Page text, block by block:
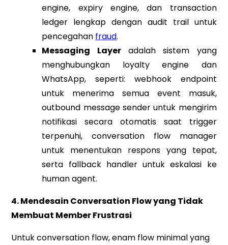
engine, expiry engine, dan transaction
ledger lengkap dengan audit trail untuk
pencegahan fraud.
Messaging Layeradalah sistem yang
menghubungkan loyalty engine dan
WhatsApp, seperti: webhook endpoint
untuk menerima semua event masuk,
outbound message sender untuk mengirim
notifikasi secara otomatis saat trigger
terpenuhi, conversation flow manager
untuk menentukan respons yang tepat,
serta fallback handler untuk eskalasi ke
human agent.
4. Mendesain Conversation Flow yang Tidak
Membuat Member Frustrasi
Untuk conversation flow, enam flow minimal yang